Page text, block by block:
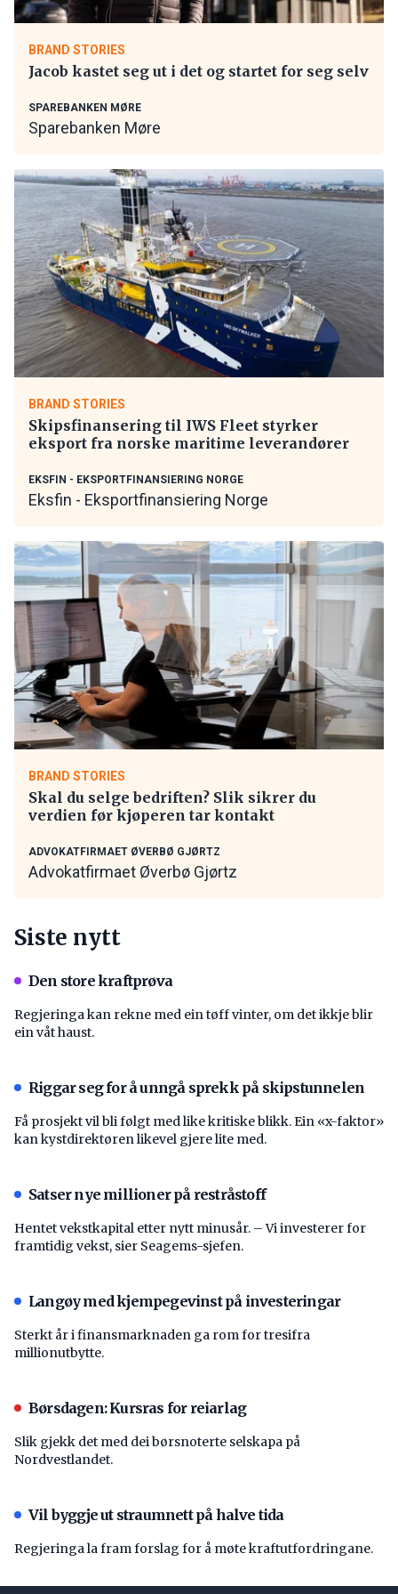
BRAND STORIES
Jacob kastet seg ut i det og startet for seg selv
SPAREBANKEN MØRE
Sparebanken Møre
BRAND STORIES
Skipsfinansering til IWS Fleet styrker
eksport fra norske maritime leverandører
EKSFIN - EKSPORTFINANSIERING NORGE
Eksfin - Eksportfinansiering Norge
BRAND STORIES
Skal du selge bedriften? Slik sikrer du
verdien før kjøperen tar kontakt
ADVOKATFIRMAET ØVERBØ GJØRTZ
Advokatfirmaet Øverbø Gjørtz
Siste nytt
Den store kraftprøva
Regjeringa kan rekne med ein tøff vinter, om det ikkje blir
ein våt haust.
Riggar seg for å unngå sprekk på skipstunnelen
Få prosjekt vil bli følgt med like kritiske blikk. Ein «x-faktor»
kan kystdirektøren likevel gjere lite med.
Satser nye millioner på restråstoff
Hentet vekstkapital etter nytt minusår. – Vi investerer for
framtidig vekst, sier Seagems-sjefen.
Langøy med kjempegevinst på investeringar
Sterkt år i finansmarknaden ga rom for tresifra
millionutbytte.
Børsdagen: Kursras for reiarlag
Slik gjekk det med dei børsnoterte selskapa på
Nordvestlandet.
Vil byggje ut straumnett på halve tida
Regjeringa la fram forslag for å møte kraftutfordringane.